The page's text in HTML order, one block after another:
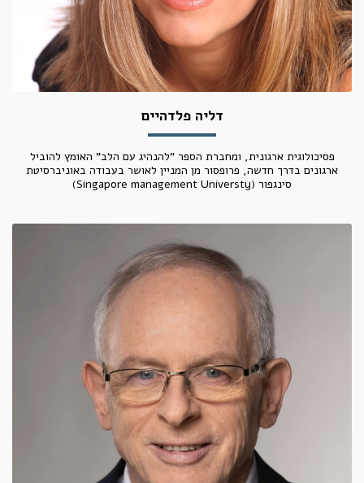
דליה פלדהיים
פסיכולוגית ארגונית, ומחברת הספר "להנהיג עם הלב" האומץ להוביל
ארגונים בדרך חדשה, פרופסור מן המניין לאושר בעבודה באוניברסיטת
סינגפור (Singapore management Universty)